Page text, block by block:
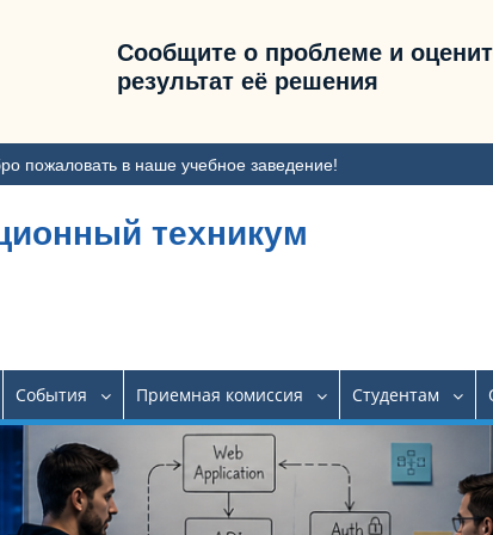
Сообщите о проблеме и
результат её решения
пожаловать в наше учебное заведение!
техникум
События Приемная комиссия Студентам